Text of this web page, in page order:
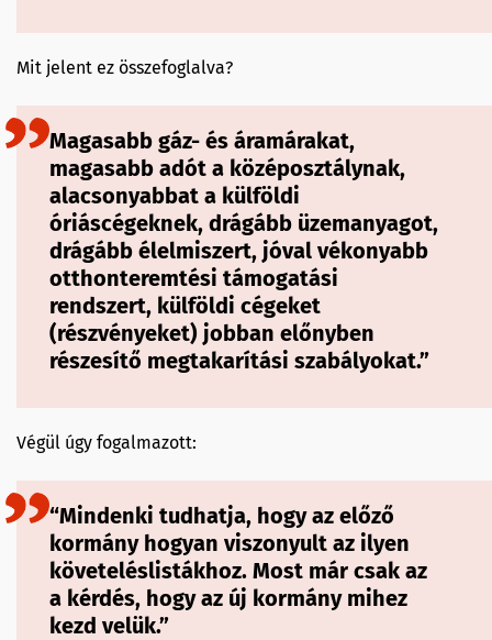
Mit jelent ez összefoglalva?
Magasabb gáz- és áramárakat,
magasabb adót a középosztálynak,
alacsonyabbat a külföldi
óriáscégeknek, drágább üzemanyagot,
drágább élelmiszert, jóval vékonyabb
otthonteremtési támogatási
rendszert, külföldi cégeket
(részvényeket) jobban előnyben
részesítő megtakarítási szabályokat.”
Végül úgy fogalmazott:
“Mindenki tudhatja, hogy az előző
kormány hogyan viszonyult az ilyen
követeléslistákhoz. Most már csak az
a kérdés, hogy az új kormány mihez
kezd velük.”